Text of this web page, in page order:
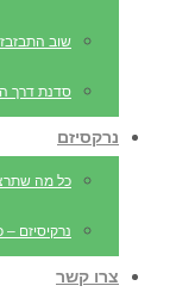
שוב
סדנת דרך
נרקסיזם
כל מה
נרקיסיזם –
צרו קשר